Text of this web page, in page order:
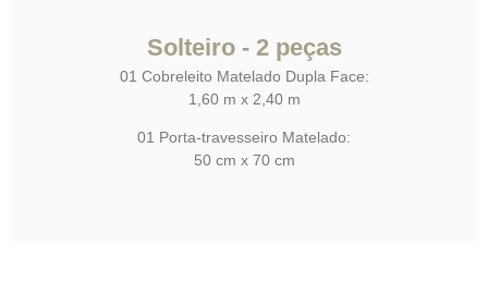
Solteiro - 2 peças
01 Cobreleito Matelado Dupla Face:
1,60 m x 2,40 m
01 Porta-travesseiro Matelado:
50 cm x 70 cm